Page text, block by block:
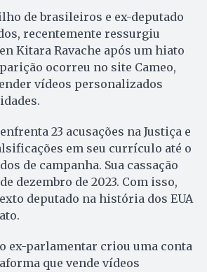
de brasileiros e ex-deputado
recentemente ressurgiu
Kitara Ravache após um hiato
ocorreu no site Cameo,
vídeos personalizados
23 acusações na Justiça e
em seu currículo até o
de campanha. Sua cassação
dezembro de 2023. Com isso,
deputado na história dos EUA
ex-parlamentar criou uma conta
que vende vídeos